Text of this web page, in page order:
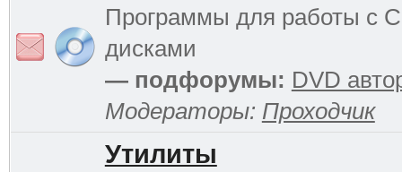
Программы для работы с
дисками
— подфорумы: DVD
Модераторы: Проходчик
Утилиты